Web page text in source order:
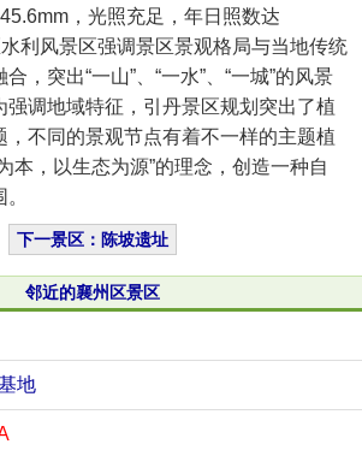
，光照充足，年日照数达
利风景区强调景区景观格局与当地传统
，突出“一山”、“一水”、“一城”的风景
强调地域特征，引丹景区规划突出了植
，不同的景观节点有着不一样的主题植
本，以生态为源”的理念，创造一种自
下一景区：陈坡遗址
邻近的襄州区景区
地